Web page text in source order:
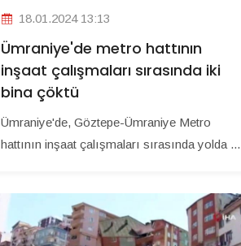
18.01.2024 13:13
Ümraniye'de metro hattının
inşaat çalışmaları sırasında iki
bina çöktü
Ümraniye'de, Göztepe-Ümraniye Metro
hattının inşaat çalışmaları sırasında yolda ...